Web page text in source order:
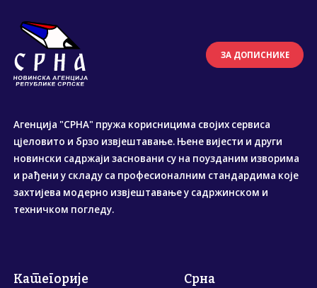
ЗА ДОПИСНИКЕ
Агенција "СРНА" пружа корисницима својих сервиса
цјеловито и брзо извјештавање. Њене вијести и други
новински садржаји засновани су на поузданим изворима
и рађени у складу са професионалним стандардима које
захтијева модерно извјештавање у садржинском и
техничком погледу.
Категорије Срна